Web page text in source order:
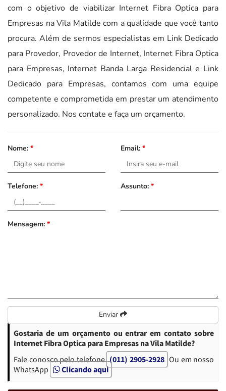
com o objetivo de viabilizar Internet Fibra Optica para
Empresas na Vila Matilde com a qualidade que você tanto
procura. Além de sermos especialistas em Link Dedicado
para Provedor, Provedor de Internet, Internet Fibra Optica
para Empresas, Internet Banda Larga Residencial e Link
Dedicado para Empresas, contamos com uma equipe
competente e comprometida em prestar um atendimento
personalizado. Nos contate e faça um orçamento.
Nome: * Email: *
Telefone: * Assunto: *
Mensagem: *
Enviar
Gostaria de um orçamento ou entrar em contato sobre
Internet Fibra Optica para Empresas na Vila Matilde?
Fale conosco pelo telefone (011) 2905-2928 Ou em nosso
WhatsApp
Clicando aqui